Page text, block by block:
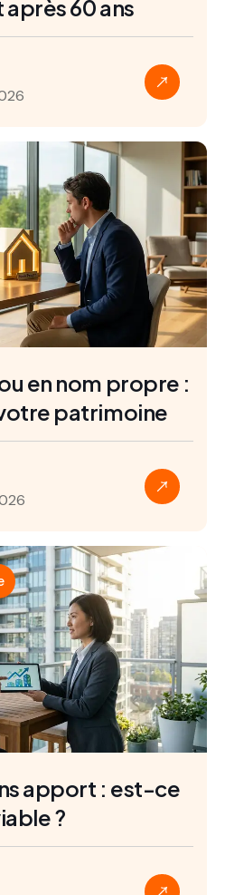
60 ans
en nom propre :
patrimoine
apport : est-ce
?